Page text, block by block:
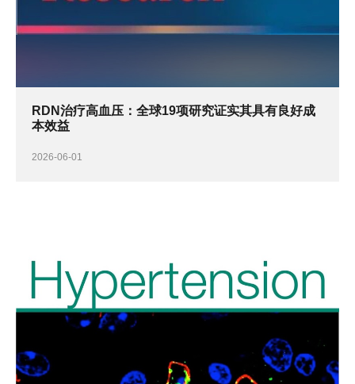
RDN治疗高血压：全球19项研究证实其具有良好成
本效益
2026-06-01